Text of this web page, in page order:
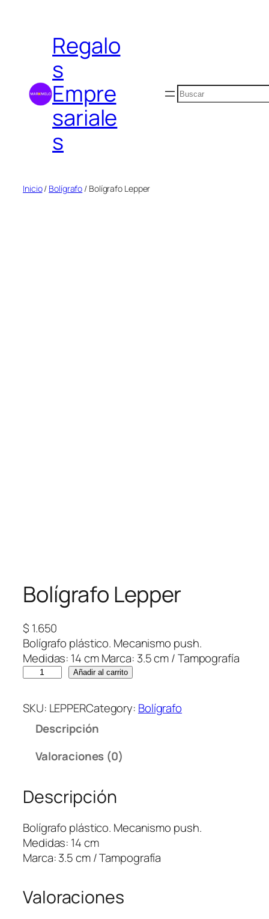
contenidoRegalo
s
Empre
sariale
s
Buscar
Inicio/ Bolígrafo / Bolígrafo Lepper
Bolígrafo Lepper
$ 1.650
Bolígrafo plástico. Mecanismo push.
Medidas: 14 cm Marca: 3.5 cm / Tampografía
l
í
o
L
e
p
p
c
Añadir al carrito
SKU: LEPPERCategory: Bolígrafo
Descripción
Valoraciones (0)
Descripción
Bolígrafo plástico. Mecanismo push.
Medidas: 14 cm
Marca: 3.5 cm / Tampografía
Valoraciones